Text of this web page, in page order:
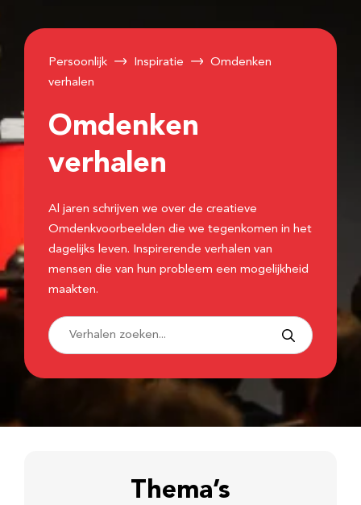
Persoonlijk Inspiratie
Omdenken
verhalen
Omdenken
verhalen
Al jaren schrijven we over de creatieve
Omdenkvoorbeelden die we tegenkomen in het
dagelijks leven. Inspirerende verhalen van
mensen die van hun probleem een mogelijkheid
maakten.
Thema’s